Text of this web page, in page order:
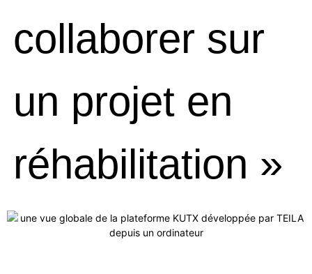
collaborer sur
un projet en
réhabilitation »